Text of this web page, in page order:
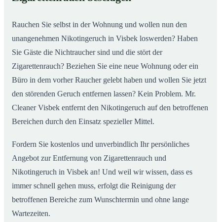
Rauchen Sie selbst in der Wohnung und wollen nun den
unangenehmen Nikotingeruch in Visbek loswerden? Haben
Sie Gäste die Nichtraucher sind und die stört der
Zigarettenrauch? Beziehen Sie eine neue Wohnung oder ein
Büro in dem vorher Raucher gelebt haben und wollen Sie jetzt
den störenden Geruch entfernen lassen? Kein Problem. Mr.
Cleaner Visbek entfernt den Nikotingeruch auf den betroffenen
Bereichen durch den Einsatz spezieller Mittel.
Fordern Sie kostenlos und unverbindlich Ihr persönliches
Angebot zur Entfernung von Zigarettenrauch und
Nikotingeruch in Visbek an! Und weil wir wissen, dass es
immer schnell gehen muss, erfolgt die Reinigung der
betroffenen Bereiche zum Wunschtermin und ohne lange
Wartezeiten.